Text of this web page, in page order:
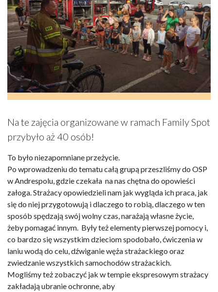
Na te zajęcia organizowane w ramach Family Spot
przybyło aż 40 osób!
To było niezapomniane przeżycie.
Po wprowadzeniu do tematu całą grupą przeszliśmy do OSP
w Andrespolu, gdzie czekała na nas chętna do opowieści
załoga. Strażacy opowiedzieli nam jak wygląda ich praca, jak
się do niej przygotowują i dlaczego to robią, dlaczego w ten
sposób spędzają swój wolny czas, narażają własne życie,
żeby pomagać innym. Były też elementy pierwszej pomocy i,
co bardzo się wszystkim dzieciom spodobało, ćwiczenia w
laniu wodą do celu, dźwiganie węża strażackiego oraz
zwiedzanie wszystkich samochodów strażackich.
Mogliśmy też zobaczyć jak w tempie ekspresowym strażacy
zakładają ubranie ochronne, aby